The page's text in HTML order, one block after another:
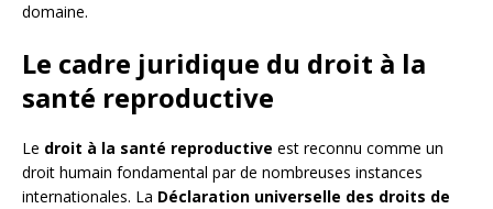
domaine.
Le cadre juridique du droit à la
santé reproductive
Le droit à la santé reproductive est reconnu comme un
droit humain fondamental par de nombreuses instances
internationales. La Déclaration universelle des droits de